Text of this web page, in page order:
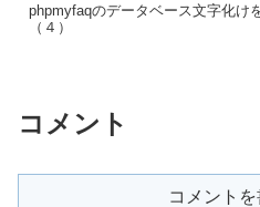
phpmyfaqのデータベース文字化け
（４）
コメント
コメント